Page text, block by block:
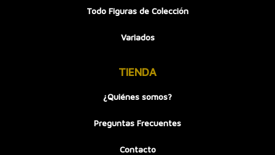
Todo Figuras de Colección
Variados
TIENDA
¿Quiénes somos?
Preguntas Frecuentes
Contacto